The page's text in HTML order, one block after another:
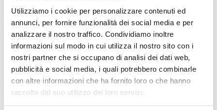
Utilizziamo i cookie per personalizzare contenuti ed
annunci, per fornire funzionalità dei social media e per
analizzare il nostro traffico. Condividiamo inoltre
informazioni sul modo in cui utilizza il nostro sito con i
nostri partner che si occupano di analisi dei dati web,
pubblicità e social media, i quali potrebbero combinarle
con altre informazioni che ha fornito loro o che hanno
raccolto dal suo utilizzo dei loro servizi.
Acconsento al trattamento dei dati personali